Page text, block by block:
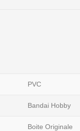
PVC
Bandai Hobby
Boite Originale